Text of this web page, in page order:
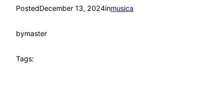
PostedDecember 13, 2024inmusica
bymaster
Tags: